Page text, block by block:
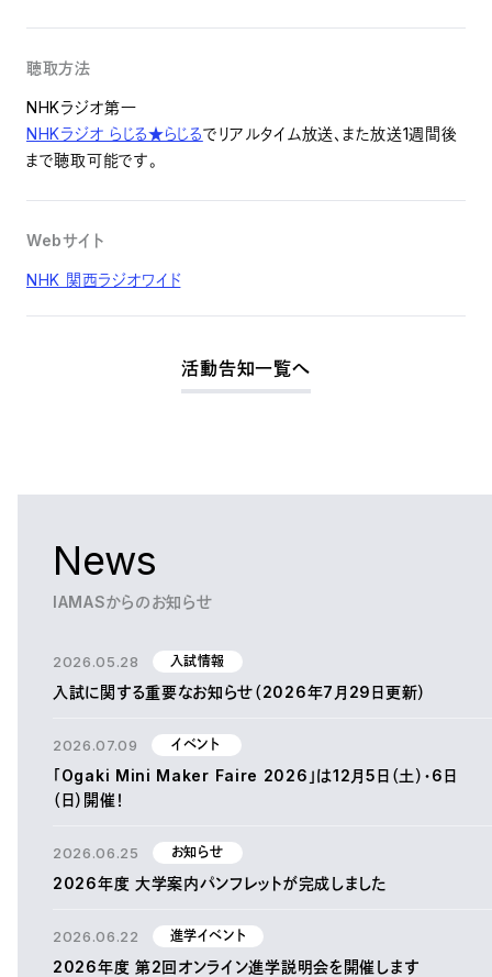
聴取方法
NHKラジオ第一
NHKラジオ らじる★らじるでリアルタイム放送、また放送1週間後
まで聴取可能です。
Webサイト
NHK 関西ラジオワイド
活動告知一覧へ
News
IAMASからのお知らせ
2026.05.28 入試情報
入試に関する重要なお知らせ（2026年7月29日更新）
2026.07.09 イベント
「Ogaki Mini Maker Faire 2026」は12月5日（土）・6日
（日）開催！
2026.06.25 お知らせ
2026年度 大学案内パンフレットが完成しました
2026.06.22 進学イベント
2026年度 第2回オンライン進学説明会を開催します